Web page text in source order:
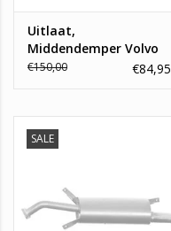
Uitlaat,
Middendemper Volvo
V70 2.4 20_V
€150,00 €84,95
SALE